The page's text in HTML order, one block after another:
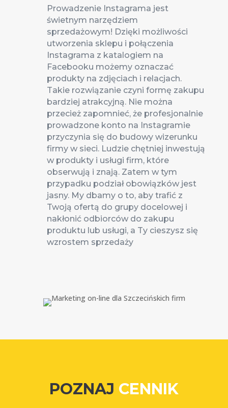
Prowadzenie Instagrama jest
świetnym narzędziem
sprzedażowym! Dzięki możliwości
utworzenia sklepu i połączenia
Instagrama z katalogiem na
Facebooku możemy oznaczać
produkty na zdjęciach i relacjach.
Takie rozwiązanie czyni formę zakupu
bardziej atrakcyjną. Nie można
przecież zapomnieć, że profesjonalnie
prowadzone konto na Instagramie
przyczynia się do budowy wizerunku
firmy w sieci. Ludzie chętniej inwestują
w produkty i usługi firm, które
obserwują i znają. Zatem w tym
przypadku podział obowiązków jest
jasny. My dbamy o to, aby trafić z
Twoją ofertą do grupy docelowej i
nakłonić odbiorców do zakupu
produktu lub usługi, a Ty cieszysz się
wzrostem sprzedaży
POZNAJ CENNIK